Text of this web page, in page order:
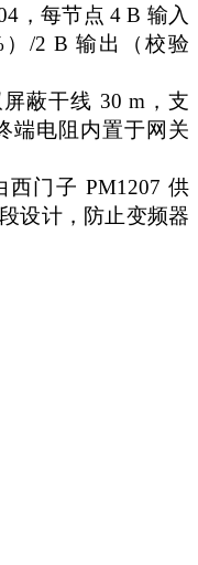
，每节点 4 B 输入
）/2 B 输出（校验
屏蔽干线 30 m，支
端电阻内置于网关
门子 PM1207 供
设计，防止变频器